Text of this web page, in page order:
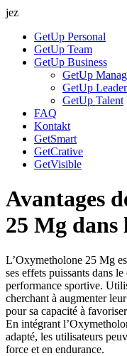
jez
GetUp Personal
GetUp Team
GetUp Business
GetUp
GetUp
GetUp Talent
FAQ
Kontakt
GetSmart
GetCrative
GetVisible
Avantages
25 Mg dans
L’Oxymetholone 25 Mg
ses effets puissants dans
performance sportive.
cherchant à augmenter
pour sa capacité à
En intégrant
adapté, les utilisateurs
force et en endurance.